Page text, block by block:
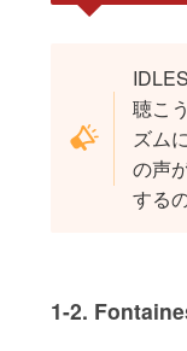
聴こ
ズム
の声
する
1-2.